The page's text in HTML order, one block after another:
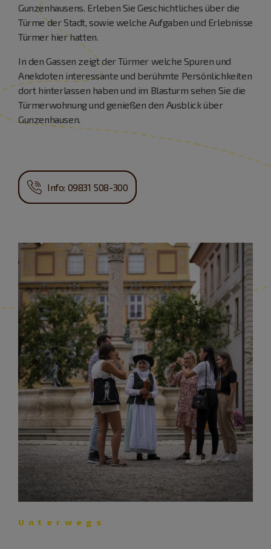
Gunzenhausens. Erleben Sie Geschichtliches über die
Türme der Stadt, sowie welche Aufgaben und Erlebnisse
Türmer hier hatten.
In den Gassen zeigt der Türmer welche Spuren und
Anekdoten interessante und berühmte Persönlichkeiten
dort hinterlassen haben und im Blasturm sehen Sie die
Türmerwohnung und genießen den Ausblick über
Gunzenhausen.
Info: 09831 508-300
Unterwegs